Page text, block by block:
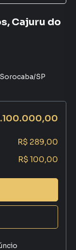
Cajuru do
Sorocaba/SP
R$ 289,00
R$ 100,00